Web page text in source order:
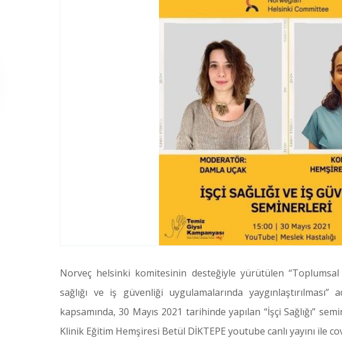
Norveç helsinki komitesinin desteğiyle yürütülen
sağlığı ve iş güvenliği uygulamalarında
kapsamında, 30 Mayıs 2021 tarihinde yapılan “İşçi Sağlığı”
Klinik Eğitim Hemşiresi Betül DİKTEPE youtube canlı yayını ile